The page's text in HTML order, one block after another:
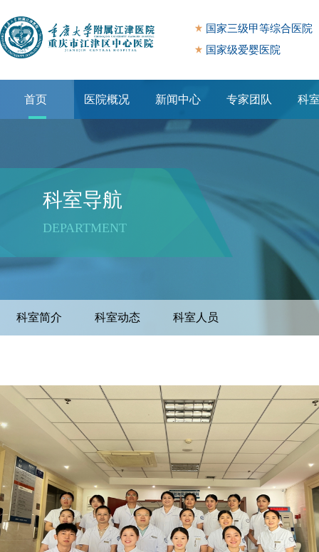
国家三级甲等综合医院
国家级爱婴医院
首页 医院概况 新闻中心 专家团队 科
科室导航
DEPARTMENT
科室简介 科室动态 科室人员